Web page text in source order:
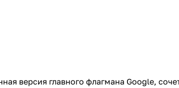
версия главного флагмана Google,